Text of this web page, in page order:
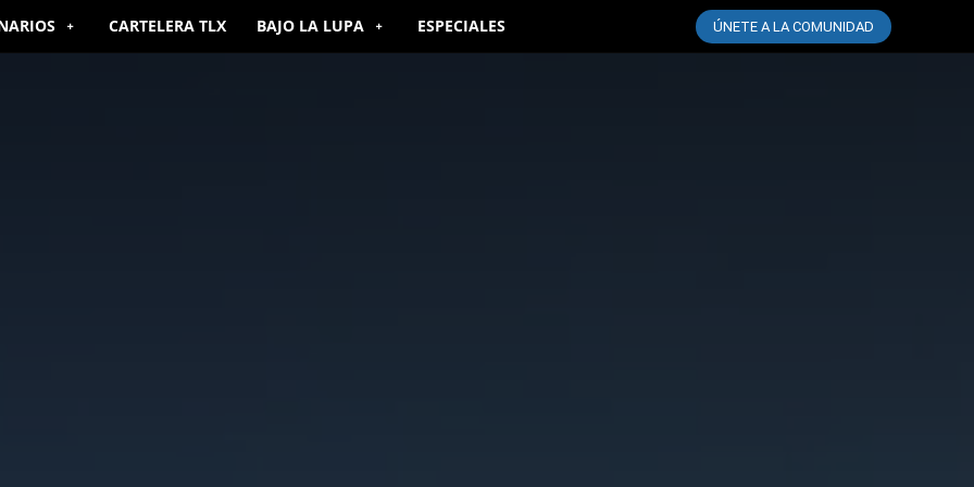
CARTELERA TLX BAJO LA LUPA ESPECIALES ÚNETE A LA COMUNIDAD